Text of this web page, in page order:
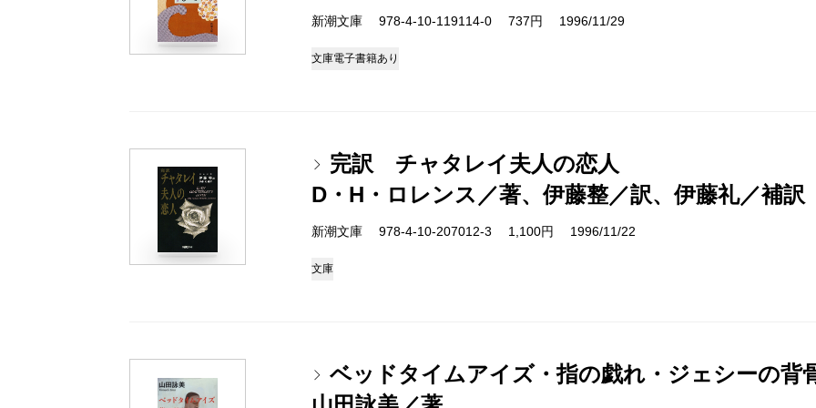
新潮文庫 978-4-10-119114-0 737円 1996/11/29
文庫電子書籍あり
完訳 チャタレイ夫人の恋人
D・H・ロレンス／著、伊藤整／訳、伊藤礼／補訳
新潮文庫 978-4-10-207012-3 1,100円 1996/11/22
文庫
ベッドタイムアイズ・指の戯れ・ジェシーの背